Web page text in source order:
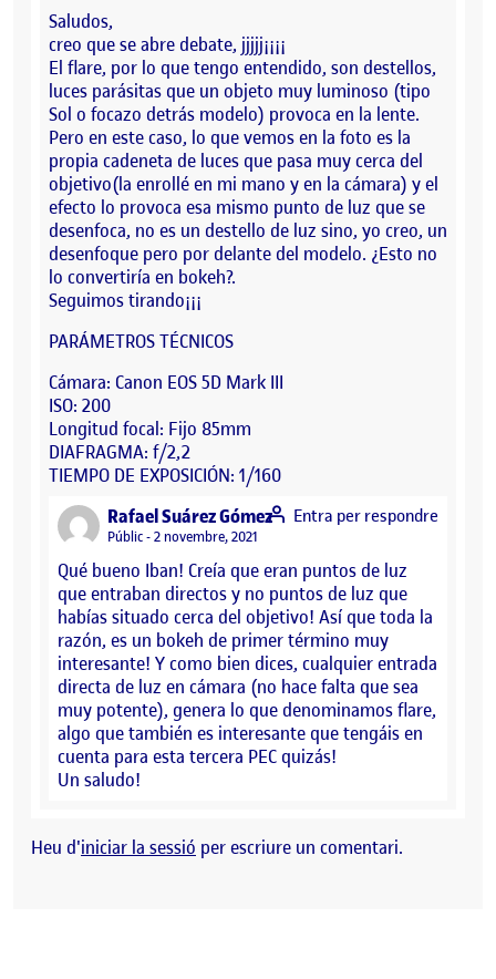
Saludos,
creo que se abre debate, jjjjj¡¡¡¡
El flare, por lo que tengo entendido, son destellos,
luces parásitas que un objeto muy luminoso (tipo
Sol o focazo detrás modelo) provoca en la lente.
Pero en este caso, lo que vemos en la foto es la
propia cadeneta de luces que pasa muy cerca del
objetivo(la enrollé en mi mano y en la cámara) y el
efecto lo provoca esa mismo punto de luz que se
desenfoca, no es un destello de luz sino, yo creo, un
desenfoque pero por delante del modelo. ¿Esto no
lo convertiría en bokeh?.
Seguimos tirando¡¡¡
PARÁMETROS TÉCNICOS
Cámara: Canon EOS 5D Mark III
ISO: 200
Longitud focal: Fijo 85mm
DIAFRAGMA: f/2,2
TIEMPO DE EXPOSICIÓN: 1/160
Rafael Suárez Gómezsays:
Visibilitat:
Públic 2 novembre, 2021
Qué bueno Iban! Creía que eran puntos de luz
que entraban directos y no puntos de luz que
habías situado cerca del objetivo! Así que toda la
razón, es un bokeh de primer término muy
interesante! Y como bien dices, cualquier entrada
directa de luz en cámara (no hace falta que sea
muy potente), genera lo que denominamos flare,
algo que también es interesante que tengáis en
cuenta para esta tercera PEC quizás!
Un saludo!
Entra per respondre
Heu d'iniciar la sessió per escriure un comentari.